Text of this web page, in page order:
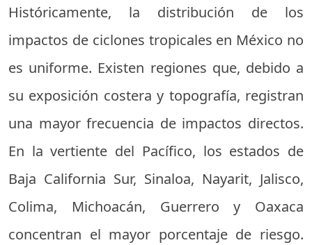
Históricamente, la distribución de los
impactos de ciclones tropicales en México no
es uniforme. Existen regiones que, debido a
su exposición costera y topografía, registran
una mayor frecuencia de impactos directos.
En la vertiente del Pacífico, los estados de
Baja California Sur, Sinaloa, Nayarit, Jalisco,
Colima, Michoacán, Guerrero y Oaxaca
concentran el mayor porcentaje de riesgo.